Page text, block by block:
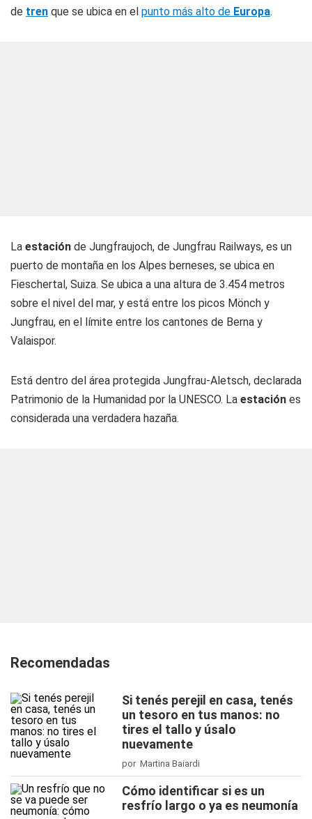
de tren que se ubica en el punto más alto de Europa.
La estación de Jungfraujoch, de Jungfrau Railways, es un
puerto de montaña en los Alpes berneses, se ubica en
Fieschertal, Suiza. Se ubica a una altura de 3.454 metros
sobre el nivel del mar, y está entre los picos Mönch y
Jungfrau, en el límite entre los cantones de Berna y
Valaispor.
Está dentro del área protegida Jungfrau-Aletsch, declarada
Patrimonio de la Humanidad por la UNESCO. La estación es
considerada una verdadera hazaña.
Recomendadas
Si tenés perejil en casa, tenés
un tesoro en tus manos: no
tires el tallo y úsalo
nuevamente
por Martina Baiardi
Cómo identificar si es un
resfrío largo o ya es neumonía